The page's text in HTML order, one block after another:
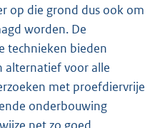
op die grond dus ook om
worden. De
technieken bieden
alternatief voor alle
met proefdiervrije
onderbouwing
net zo goed